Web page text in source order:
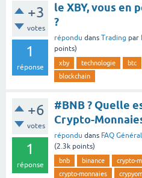
+3
votes
1
réponse
le XBY, vous en
?
répondu dans Trading par
points)
xby technologie btc
blockchain
+6
votes
1
réponse
#BNB ? Quelle
Crypto-
répondu dans FAQ Général
(2.3k points)
bnb binance
crypto-
crypto-monnaies